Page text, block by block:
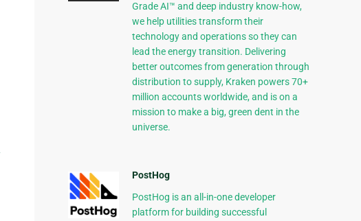
Grade AI™ and deep industry know-how,
we help utilities transform their
technology and operations so they can
lead the energy transition. Delivering
better outcomes from generation through
distribution to supply, Kraken powers 70+
million accounts worldwide, and is on a
mission to make a big, green dent in the
universe.
PostHog
PostHog is an all-in-one developer
platform for building successful